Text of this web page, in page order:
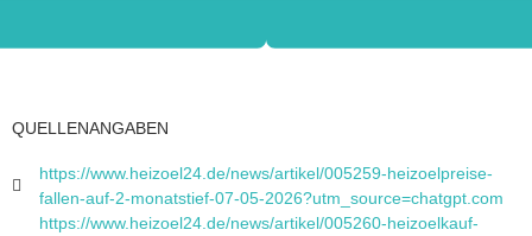
QUELLENANGABEN
https://www.heizoel24.de/news/artikel/005259-heizoelpreise-
fallen-auf-2-monatstief-07-05-2026?utm_source=chatgpt.com
https://www.heizoel24.de/news/artikel/005260-heizoelkauf-